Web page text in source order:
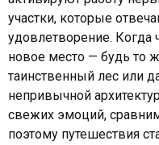
участки, которые
удовлетворение. Когда
новое место — будь то
таинственный лес или
непривычной
свежих эмоций,
поэтому путешествия